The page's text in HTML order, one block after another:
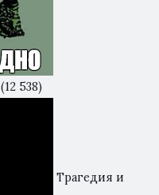
(12 538)
Трагедия и